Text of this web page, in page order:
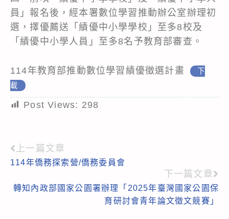
員」報名後，經本署數位學習推動辦公室辦理初
選，擇優薦送「績優中小學學校」至多8校及
「績優中小學人員」至多8名予教育部審查。
114年教育部推動數位學習績優徵選計畫
下
載
Post Views: 298
Read
more
articles
上一篇文章
114年僑務探索營/僑務委員會
下一篇文章
轉知內政部國家公園署辦理「2025年臺灣國家公園保
育研討會青年論文徵文競賽」